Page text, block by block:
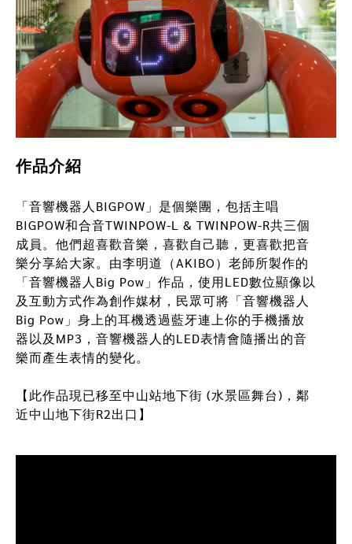
DISCOVER MoCA 探索當代
當代建築 公共藝術 藝文教育 歷年年報
Public Art 公共藝術
隱身在城市角落的藝術力量
公共藝術 Public Artwork 過去作品 Past Artwork
作品介紹
「音響機器人BIGPOW」是個樂團，包括主唱
BIGPOW和合音TWINPOW-L & TWINPOW-R共三個
成員。他們超喜歡音樂，喜歡自己聽，更喜歡把音
樂分享給大家。由李明道（AKIBO）老師所製作的
「音響機器人Big Pow」作品，使用LED數位顯像以
及互動方式作為創作媒材，民眾可將「音響機器人
Big Pow」身上的耳機透過藍牙連上你的手機播放
器以及MP3，音響機器人的LED表情會隨播出的音
樂而產生表情的變化。
【此作品現已移至中山站地下街 (水景區舞台)，鄰
近中山地下街R2出口】